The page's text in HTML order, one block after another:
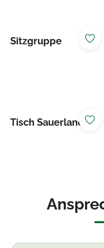
Sitzgruppe
Tisch Sauerland